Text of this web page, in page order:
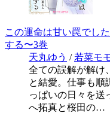
この運命は甘い罠でし
する〜3巻
天丸ゆう / 若菜モ
全ての誤解が解け
と結愛。仕事も順
っぱいの日々を送
へ拓真と桜田の…